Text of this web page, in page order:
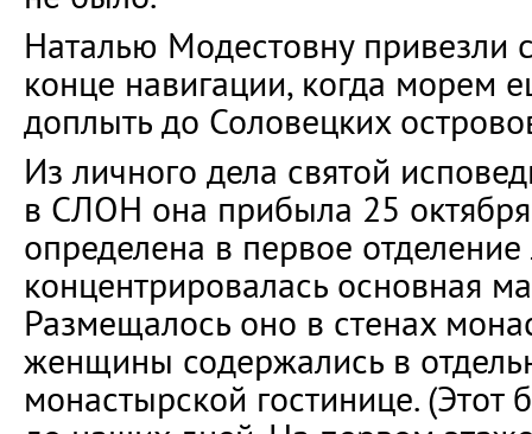
Наталью Модестовну
конце навигации, когда морем
доплыть до Соловецких
Из личного дела святой
в СЛОН она прибыла 25
определена в первое отделение
концентрировалась основная
Размещалось оно в стенах
женщины содержались в
монастырской гостинице. (Этот